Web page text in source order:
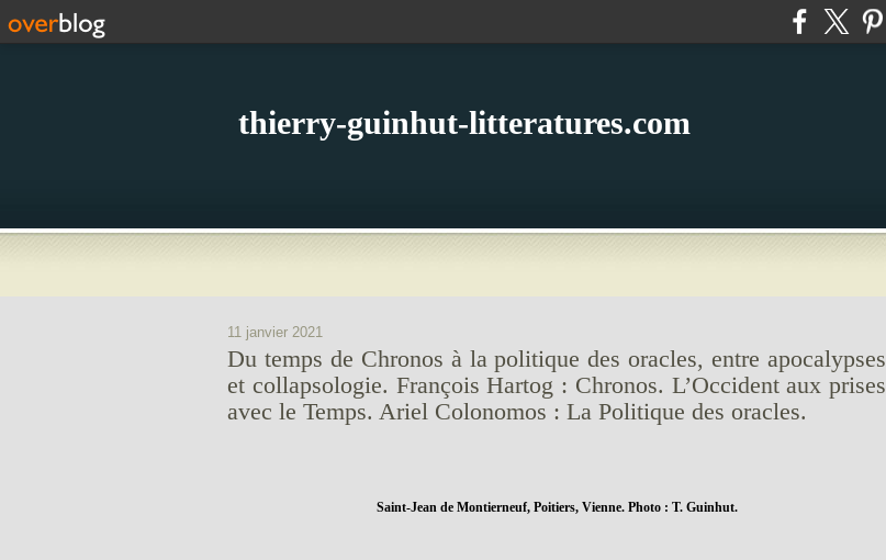
thierry-guinhut-litteratures.com
11 janvier 2021
Du temps de Chronos à la politique des oracles, entre apocalypses
et collapsologie. François Hartog : Chronos. L’Occident aux prises
avec le Temps. Ariel Colonomos : La Politique des oracles.
Saint-Jean de Montierneuf, Poitiers, Vienne. Photo : T. Guinhut.